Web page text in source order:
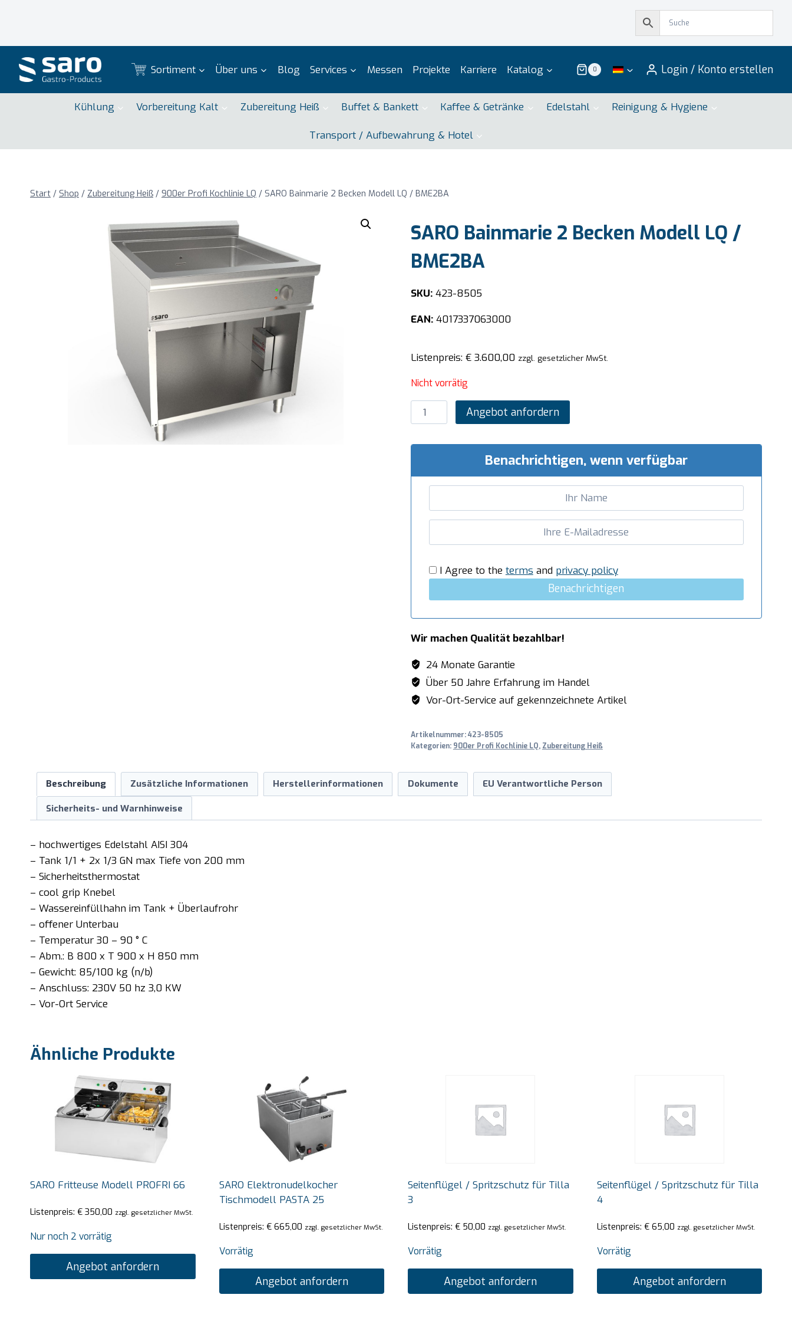
Sortiment Über uns Blog Services Messen Projekte Karriere Katalog 0 Login / Konto erstellen
Kühlung Vorbereitung Kalt Zubereitung Heiß Buffet & Bankett Kaffee & Getränke Edelstahl Reinigung & Hygiene
Transport / Aufbewahrung & Hotel
Start / Shop / Zubereitung Heiß / 900er Profi Kochlinie LQ / SARO Bainmarie 2 Becken Modell LQ / BME2BA
SARO Bainmarie 2 Becken Modell LQ /
BME2BA
SKU:423-8505
EAN:4017337063000
Listenpreis: €3.600,00 zzgl. gesetzlicher MwSt.
Nicht vorrätig
SARO
Bainmarie
BME2BA
Angebot anfordern
Benachrichtigen, wenn verfügbar
I Agree to the terms and privacy policy
Benachrichtigen
Wir machen Qualität bezahlbar!
24 Monate Garantie
Über 50 Jahre Erfahrung im Handel
Vor-Ort-Service auf gekennzeichnete Artikel
Artikelnummer:423-8505
Kategorien: 900er Profi Kochlinie LQ, Zubereitung Heiß
Beschreibung Zusätzliche Informationen Herstellerinformationen Dokumente EU Verantwortliche Person
Sicherheits- und Warnhinweise
– hochwertiges Edelstahl AISI 304
– Tank 1/1 + 2x 1/3 GN max Tiefe von 200 mm
– Sicherheitsthermostat
– cool grip Knebel
– Wassereinfüllhahn im Tank + Überlaufrohr
– offener Unterbau
– Temperatur 30 – 90 ° C
– Abm.: B 800 x T 900 x H 850 mm
– Gewicht: 85/100 kg (n/b)
– Anschluss: 230V 50 hz 3,0 KW
– Vor-Ort Service
Ähnliche Produkte
SARO Fritteuse Modell PROFRI 66
Listenpreis: € 350,00 zzgl. gesetzlicher MwSt.
Nur noch 2 vorrätig
Angebot anfordern
SARO Elektronudelkocher
Tischmodell PASTA 25
Listenpreis: €665,00 zzgl. gesetzlicher MwSt.
Vorrätig
Angebot anfordern
Seitenflügel / Spritzschutz für Tilla
3
Listenpreis: € 50,00 zzgl. gesetzlicher MwSt.
Vorrätig
Angebot anfordern
Seitenflügel / Spritzschutz für Tilla
4
Listenpreis: €65,00 zzgl. gesetzlicher MwSt.
Vorrätig
Angebot anfordern